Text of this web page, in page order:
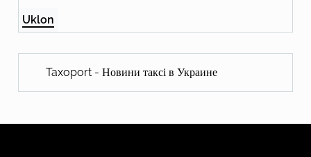
Uklon
Taxoport - Новини таксі в Украине